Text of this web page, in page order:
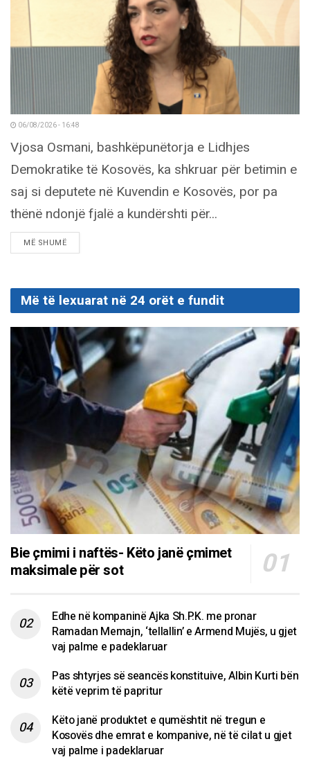
06/08/2026 - 16:48
Vjosa Osmani, bashkëpunëtorja e Lidhjes
Demokratike të Kosovës, ka shkruar për betimin e
saj si deputete në Kuvendin e Kosovës, por pa
thënë ndonjë fjalë a kundërshti për...
MË SHUMËDETAILS
Më të lexuarat në 24 orët e fundit
Bie çmimi i naftës- Këto janë çmimet
maksimale për sot
Edhe në kompaninë Ajka Sh.P.K. me pronar
Ramadan Memajn, ‘tellallin’ e Armend Mujës, u gjet
vaj palme e padeklaruar
Pas shtyrjes së seancës konstituive, Albin Kurti bën
këtë veprim të papritur
Këto janë produktet e qumështit në tregun e
Kosovës dhe emrat e kompanive, në të cilat u gjet
vaj palme i padeklaruar